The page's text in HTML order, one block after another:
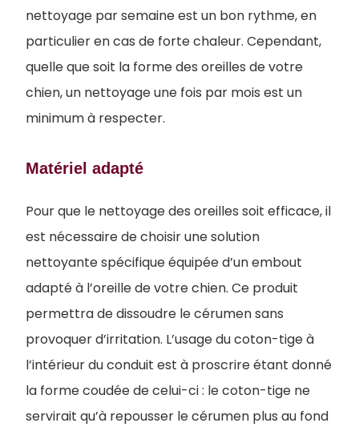
nettoyage par semaine est un bon rythme, en
particulier en cas de forte chaleur. Cependant,
quelle que soit la forme des oreilles de votre
chien, un nettoyage une fois par mois est un
minimum à respecter.
Matériel adapté
Pour que le nettoyage des oreilles soit efficace, il
est nécessaire de choisir une solution
nettoyante spécifique équipée d’un embout
adapté à l’oreille de votre chien. Ce produit
permettra de dissoudre le cérumen sans
provoquer d’irritation. L’usage du coton-tige à
l’intérieur du conduit est à proscrire étant donné
la forme coudée de celui-ci : le coton-tige ne
servirait qu’à repousser le cérumen plus au fond